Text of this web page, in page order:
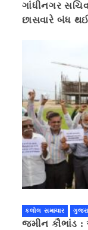
ગાંધીનગર
છાસવારે બંધ થઈ
કલોલ સમાચાર
જમીન કૌભાંડ :